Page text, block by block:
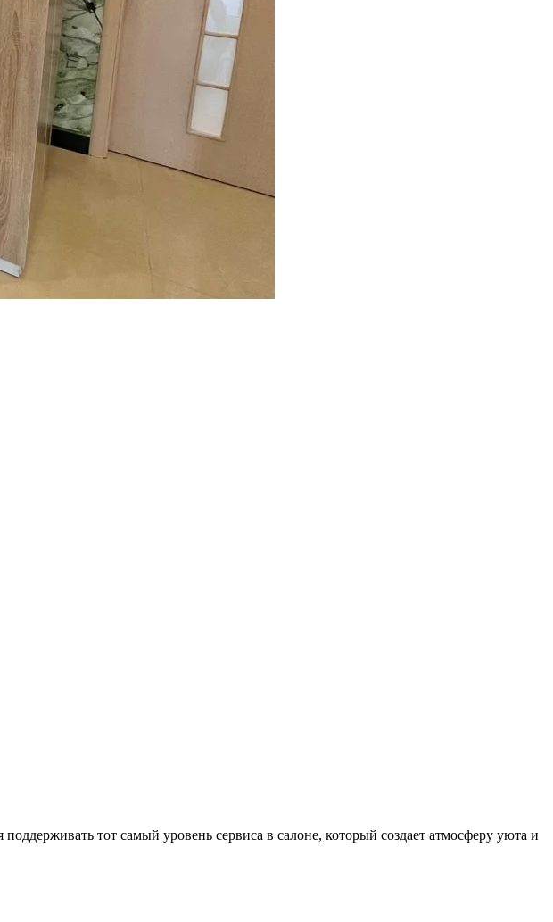
тот самый уровень сервиса в салоне, который создает атмосферу уюта и